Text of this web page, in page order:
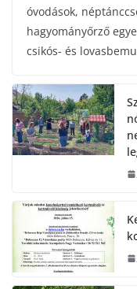
óvodások,
hagyományőrző
csikós- és